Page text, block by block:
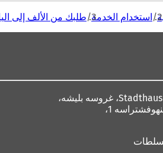
استخدام الخدمة طلبك من الألف إلى